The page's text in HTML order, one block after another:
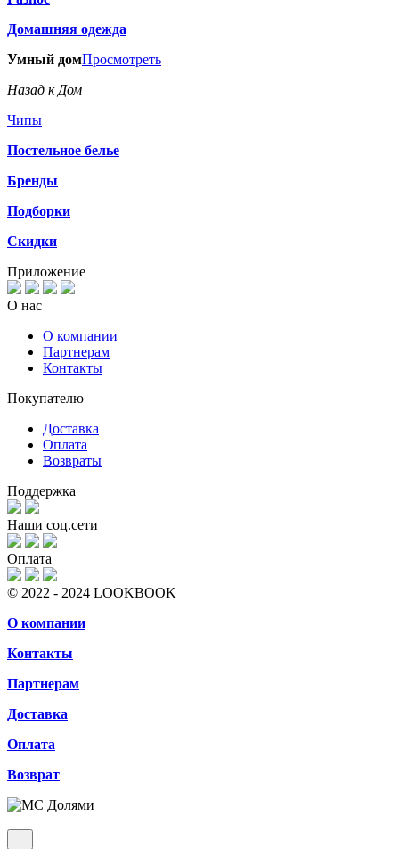
Домашняя одежда
Умный домПросмотреть
Назад к Дом
Чипы
Постельное белье
Бренды
Подборки
Скидки
Приложение
О нас
О компании
Партнерам
Контакты
Покупателю
Доставка
Оплата
Возвраты
Поддержка
Наши соц.сети
Оплата
© 2022 - 2024 LOOKBOOK
О компании
Контакты
Партнерам
Доставка
Оплата
Возврат